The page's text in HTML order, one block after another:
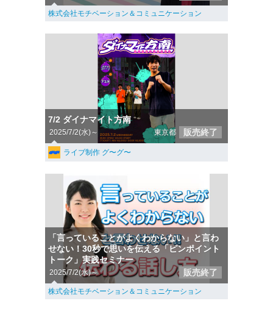
株式会社モチベーション＆コミュニケーション
7/2 ダイナマイト方南
2025/7/2(水)～ 東京都 販売終了
ライブ制作 グ〜グ〜
「言っていることがよくわからない」と言わ
せない！30秒で思いを伝える「ピンポイント
トーク」実践セミナー
2025/7/2(水)～ 販売終了
株式会社モチベーション＆コミュニケーション